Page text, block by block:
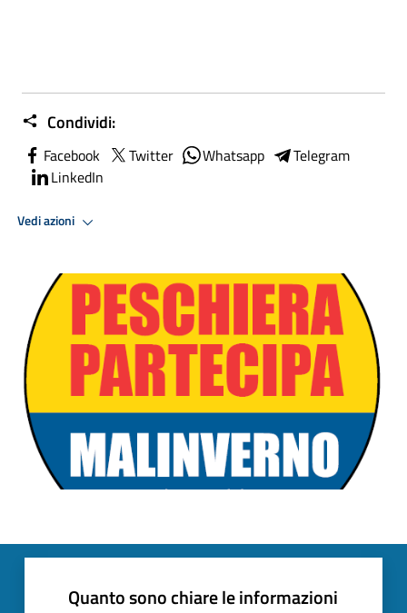
Condividi:
Facebook Twitter Whatsapp
Telegram
LinkedIn
Vedi azioni
Quanto sono chiare le informazioni